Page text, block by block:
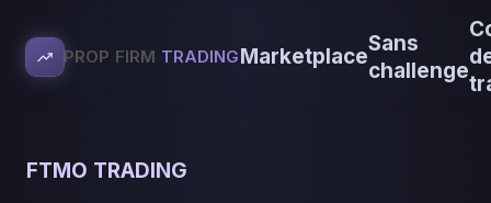
PROP FIRM TRADINGMarketplace
Sans
challenge
FTMO TRADING